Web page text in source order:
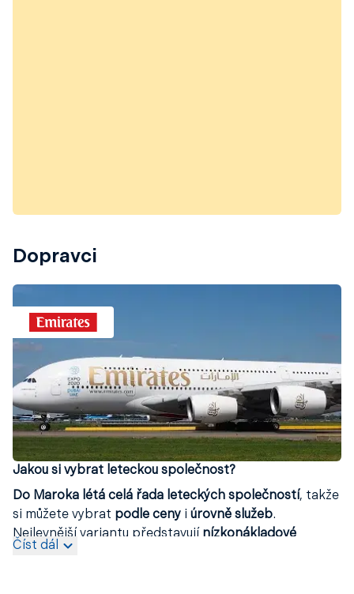
Dopravci
Jakou si vybrat leteckou společnost?
Do Maroka létá celá řada leteckých společností, takže
si můžete vybrat podle ceny i úrovně služeb.
Nejlevnější variantu představují nízkonákladové
aerolinky, jako jsou
Číst dál